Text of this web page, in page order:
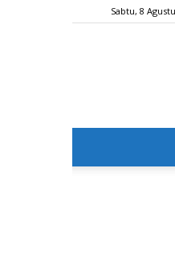
Sabtu, 8